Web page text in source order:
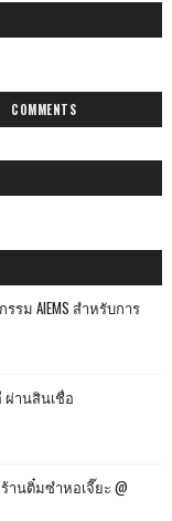
COMMENTS
ม AIEMS สำหรับการ
ผ่านสินเชื่อ
านติ๋มซำหอเจี๊ยะ @